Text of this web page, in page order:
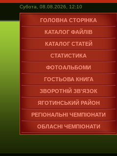
Субота, 08.08.2026, 12:10
ГОЛОВНА СТОРІНКА
КАТАЛОГ ФАЙЛІВ
КАТАЛОГ СТАТЕЙ
СТАТИСТИКА
ФОТОАЛЬБОМИ
ГОСТЬОВА КНИГА
ЗВОРОТНІЙ ЗВ'ЯЗОК
ЯГОТИНСЬКИЙ РАЙОН
РЕГІОНАЛЬНІ ЧЕМПІОНАТИ
ОБЛАСНІ ЧЕМПІОНАТИ